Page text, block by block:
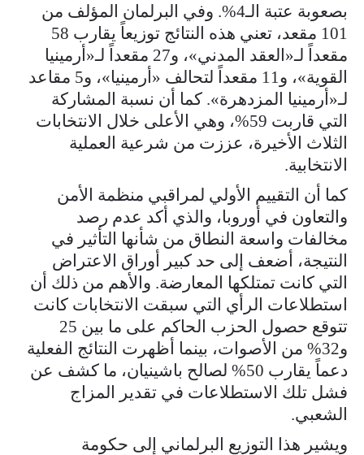
بصعوبة عتبة الـ4%. وفي البرلمان المؤلف من
101 مقعد، تعني هذه النتائج توزيعاً يقارب 58
مقعداً لـ«العقد المدني»، و27 مقعداً لـ«أرمينيا
القوية»، و11 مقعداً لتحالف «أرمينيا»، و5 مقاعد
لـ«أرمينيا المزدهرة». كما أن نسبة المشاركة
التي قاربت 59%، وهي الأعلى خلال الانتخابات
الثلاث الأخيرة، عززت من شرعية العملية
الانتخابية.
كما أن التقييم الأولي لمراقبي منظمة الأمن
والتعاون في أوروبا، والذي أكد عدم رصد
مخالفات واسعة النطاق من شأنها التأثير في
النتيجة، أضعف إلى حد كبير أوراق الاعتراض
التي كانت تمتلكها المعارضة. والأهم من ذلك أن
استطلاعات الرأي التي سبقت الانتخابات كانت
تتوقع حصول الحزب الحاكم على ما بين 25
و32% من الأصوات، بينما أظهرت النتائج الفعلية
دعماً يقارب 50% لصالح باشينيان، ما كشف عن
فشل تلك الاستطلاعات في تقدير المزاج
الشعبي.
ويشير هذا التوزيع البرلماني إلى حكومة